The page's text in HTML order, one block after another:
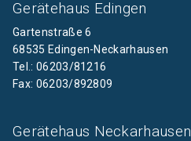
Gerätehaus Edingen
Gartenstraße 6
68535 Edingen-Neckarhausen
Tel.: 06203/81216
Fax: 06203/892809
Gerätehaus Neckarhausen